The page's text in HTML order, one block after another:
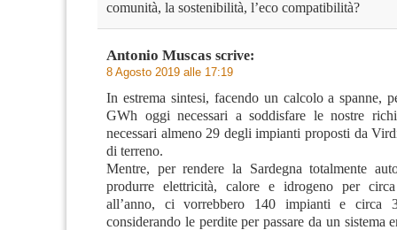
comunità, la sostenibilità, l’eco compatibilità?
Antonio Muscas scrive:
8 Agosto 2019 alle 17:19
In estrema sintesi, facendo un calcolo a spanne,
GWh oggi necessari a soddisfare le nostre
necessari almeno 29 degli impianti proposti da
di terreno.
Mentre, per rendere la Sardegna totalmente
produrre elettricità, calore e idrogeno per
all’anno, ci vorrebbero 140 impianti e circa
considerando le perdite per passare da un sistema